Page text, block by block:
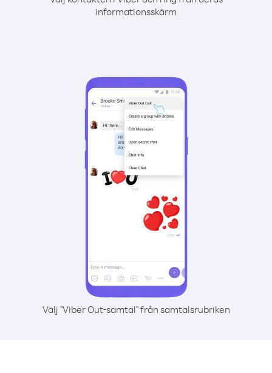
informationsskärm
Välj "Viber Out-samtal" från samtalsrubriken